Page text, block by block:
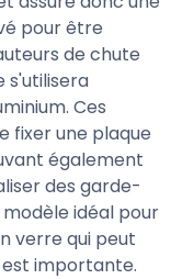
pour être
de chute
s'utilisera
Ces
fixer une plaque
également
des garde-
idéal pour
verre qui peut
importante.